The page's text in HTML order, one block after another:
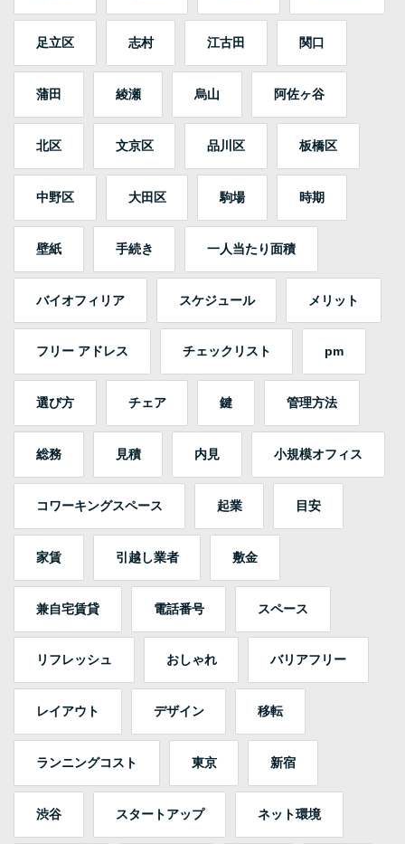
足立区 志村 江古田 関口
蒲田 綾瀬 烏山 阿佐ヶ谷
北区 文京区 品川区 板橋区
中野区 大田区 駒場 時期
壁紙 手続き 一人当たり面積
バイオフィリア スケジュール メリット
フリー アドレス チェックリスト pm
選び方 チェア 鍵 管理方法
総務 見積 内見 小規模オフィス
コワーキングスペース 起業 目安
家賃 引越し業者 敷金
兼自宅賃貸 電話番号 スペース
リフレッシュ おしゃれ バリアフリー
レイアウト デザイン 移転
ランニングコスト 東京 新宿
渋谷 スタートアップ ネット環境